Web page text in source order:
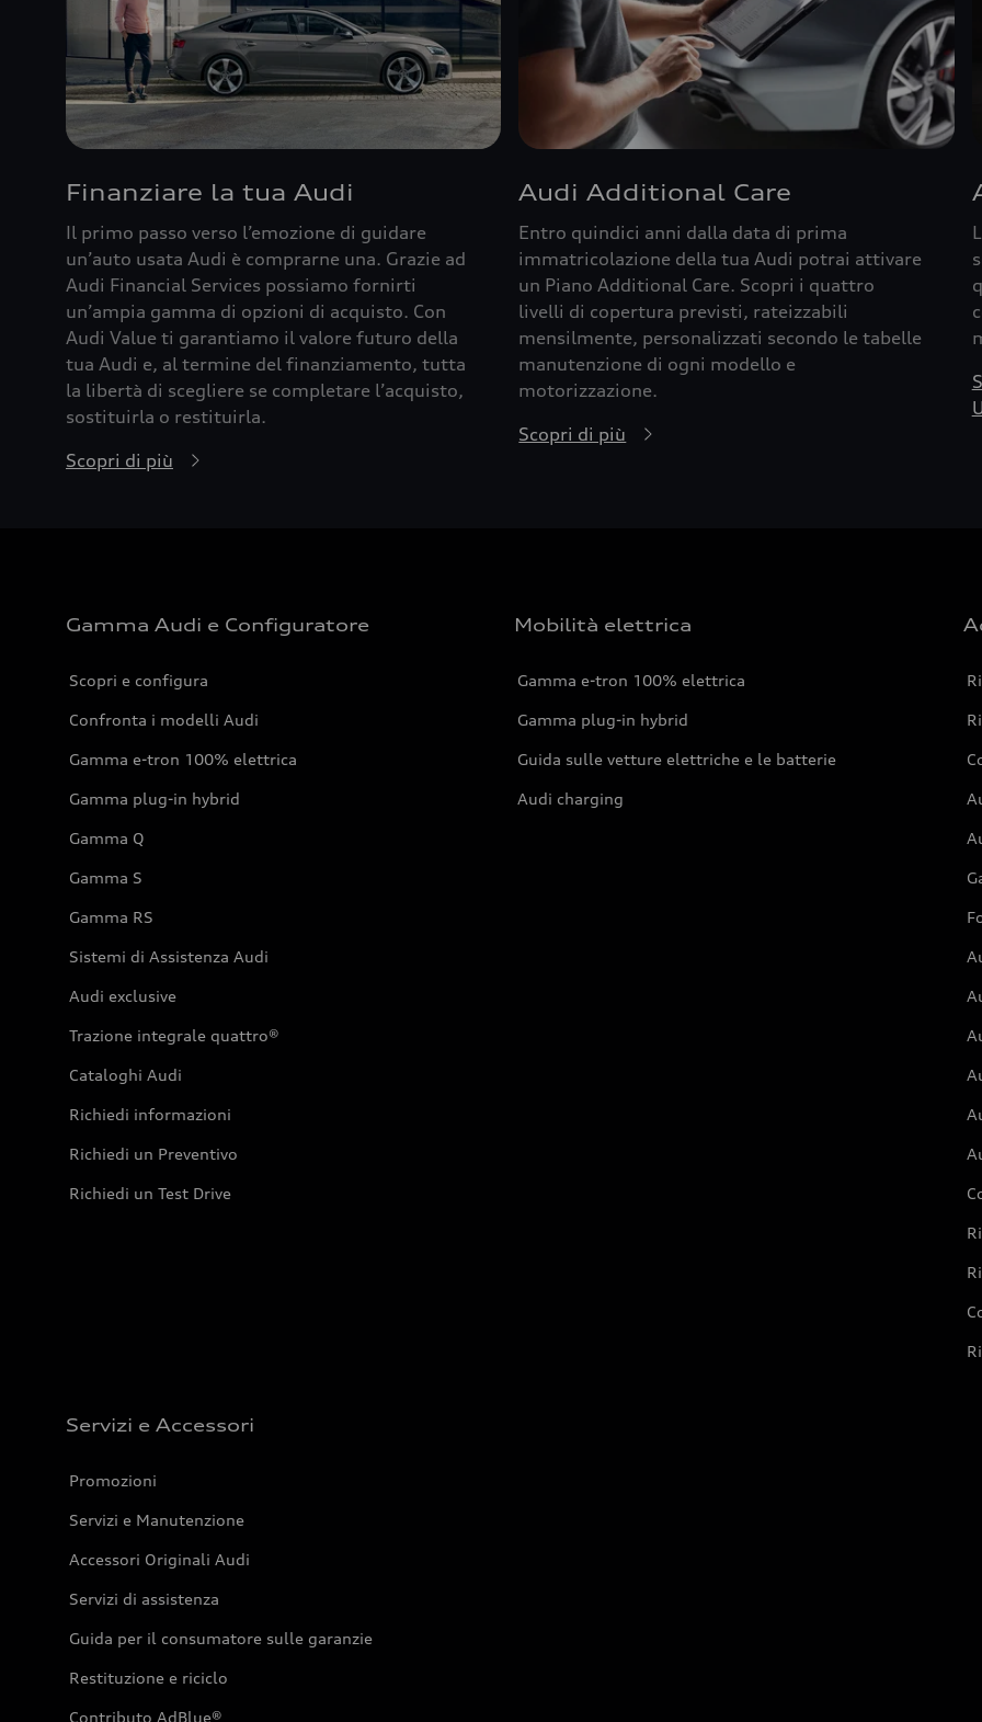
Finanziare la tua Audi
Il primo passo verso l’emozione di guidare
un’auto usata Audi è comprarne una. Grazie ad
Audi Financial Services possiamo fornirti
un’ampia gamma di opzioni di acquisto. Con
Audi Value ti garantiamo il valore futuro della
tua Audi e, al termine del finanziamento, tutta
la libertà di scegliere se completare l’acquisto,
sostituirla o restituirla.
Scopri di più
Audi Additional Care
Entro quindici anni dalla data di prima
immatricolazione della tua Audi potrai attivare
un Piano Additional Care. Scopri i quattro
livelli di copertura previsti, rateizzabili
mensilmente, personalizzati secondo le tabelle
manutenzione di ogni modello e
motorizzazione.
Scopri di più
Gamma Audi e Configuratore
Scopri e configura
Confronta i modelli Audi
Gamma e-tron 100% elettrica
Gamma plug-in hybrid
Gamma Q
Gamma S
Gamma RS
Sistemi di Assistenza Audi
Audi exclusive
Trazione integrale quattro®
Cataloghi Audi
Richiedi informazioni
Richiedi un Preventivo
Richiedi un Test Drive
Mobilità elettrica
Gamma e-tron 100% elettrica
Gamma plug-in hybrid
Guida sulle vetture elettriche e le batterie
Audi charging
Servizi e Accessori
Promozioni
Servizi e Manutenzione
Accessori Originali Audi
Servizi di assistenza
Guida per il consumatore sulle garanzie
Restituzione e riciclo
Contributo AdBlue®